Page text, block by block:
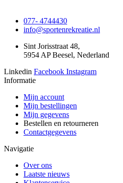
077- 4744430
info@sportenrekreatie.nl
Sint Jorisstraat 48,
5954 AP Beesel, Nederland
Linkedin Facebook Instagram
Informatie
Mijn account
Mijn bestellingen
Mijn gegevens
Bestellen en retourneren
Contactgegevens
Navigatie
Over ons
Laatste nieuws